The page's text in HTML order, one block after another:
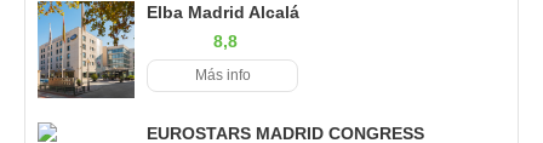
Elba Madrid Alcalá
8,8
Más info
EUROSTARS MADRID CONGRESS